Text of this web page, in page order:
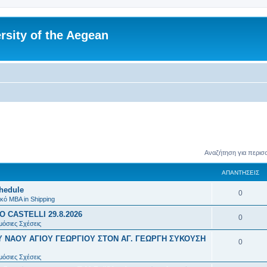
of the Aegean
Αναζήτηση για
ΑΠΑΝΤΉΣΕΙΣ
MBA in Shipping
0Α
π
ν
29.8.2026
Σχέσεις
0Α
π
ν
ΝΑΟΥ ΑΓΙΟΥ ΓΕΩΡΓΙΟΥ ΣΤΟΝ ΑΓ. ΓΕΩΡΓΗ ΣΥΚΟΥΣΗ
Σχέσεις
0Α